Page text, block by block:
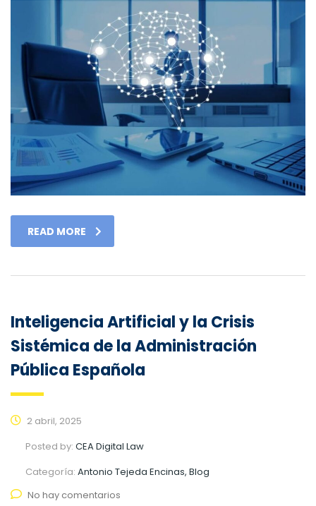
READ MORE
Inteligencia Artificial y la Crisis
Sistémica de la Administración
Pública Española
2 abril, 2025
Posted by: CEA Digital Law
Categoría: Antonio Tejeda Encinas, Blog
No hay comentarios